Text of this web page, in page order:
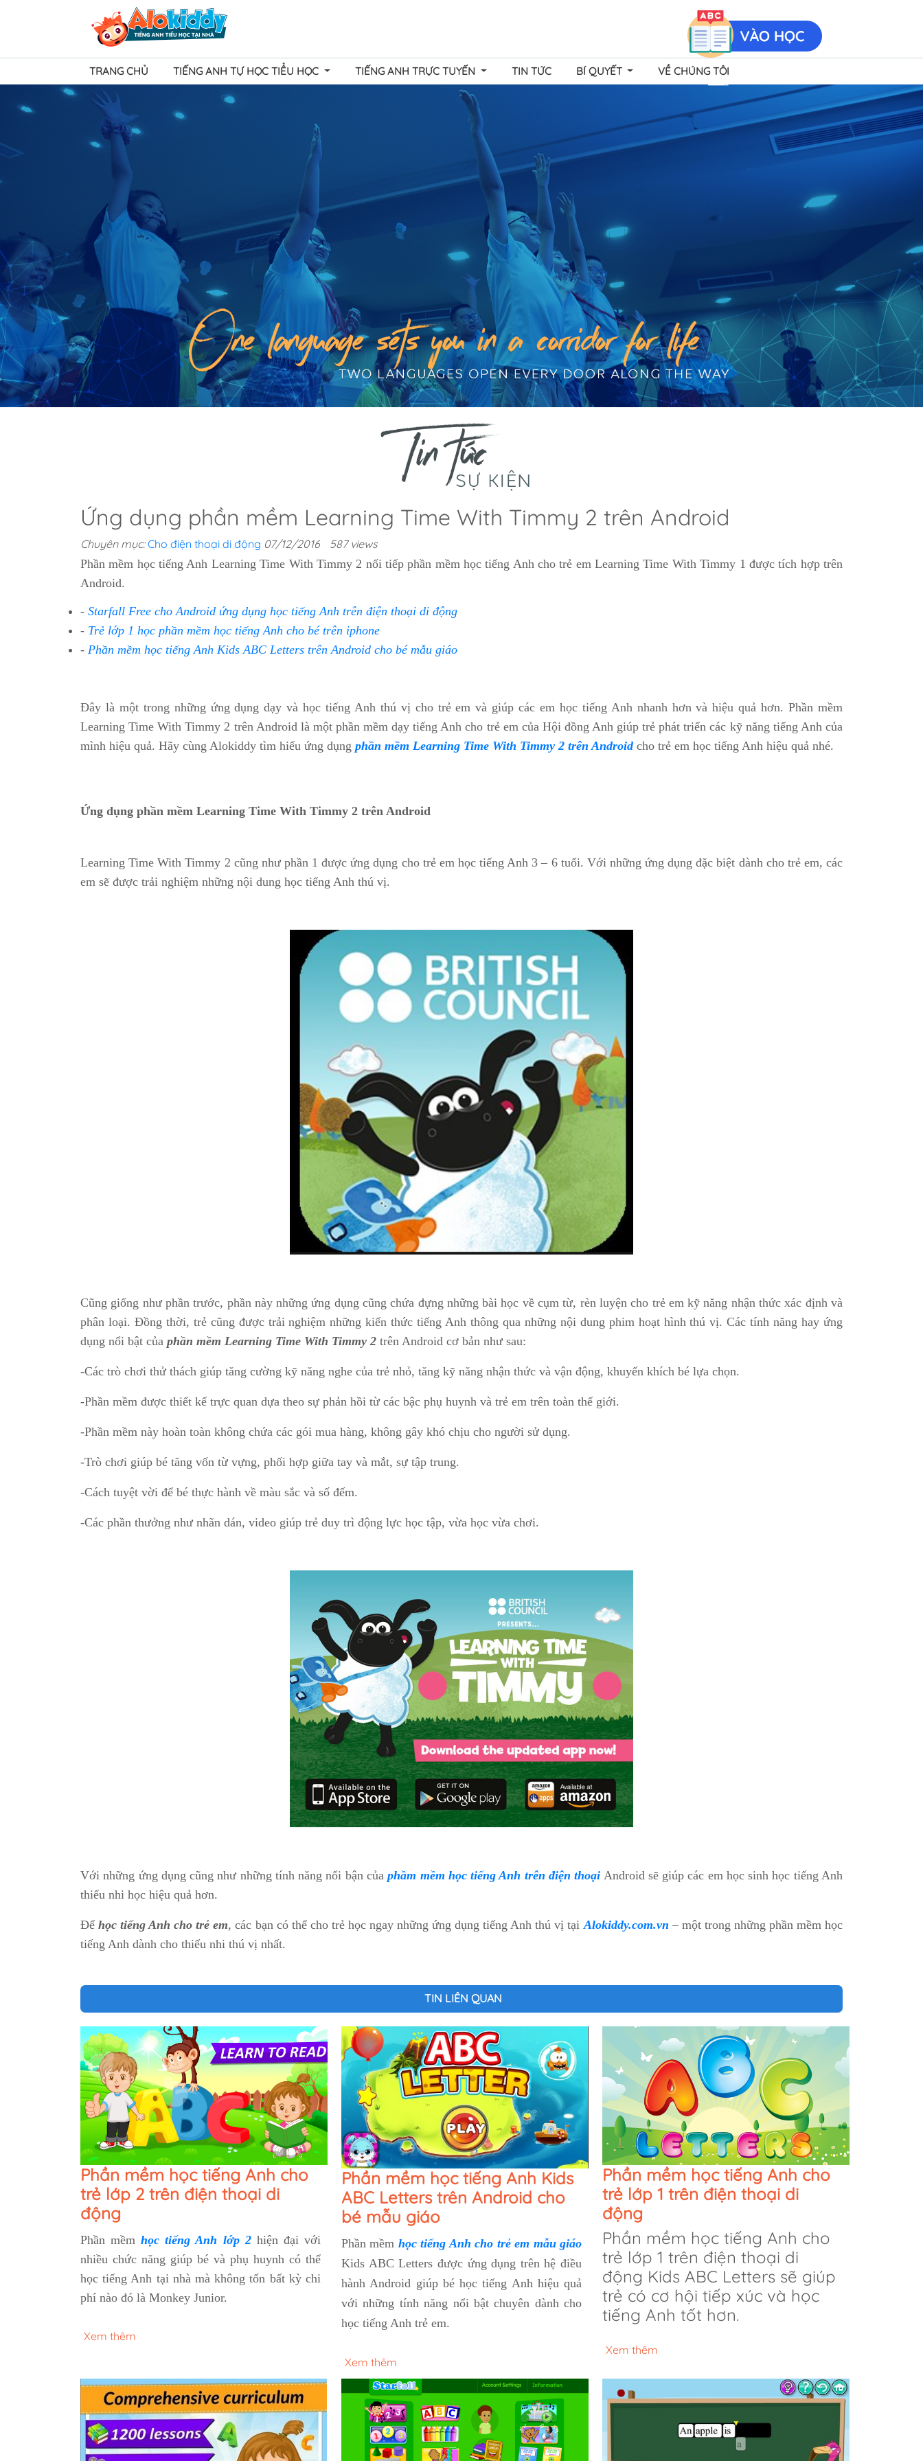
TRANG CHỦ TIẾNG ANH TỰ HỌC TIỂU HỌC TIẾNG ANH TRỰC TUYẾN TIN TỨC BÍ QUYẾT VỀ CHÚNG TÔI
Ứng dụng phần mềm Learning Time With Timmy 2 trên Android
Chuyên mục:Cho điện thoại di động 07/12/2016
587 views
Phần mềm học tiếng Anh Learning Time With Timmy 2 nối tiếp phần mềm học tiếng Anh cho trẻ em Learning Time With Timmy 1 được tích hợp trên
Android.
- Starfall Free cho Android ứng dụng học tiếng Anh trên điện thoại di động
- Trẻ lớp 1 học phần mềm học tiếng Anh cho bé trên iphone
- Phần mềm học tiếng Anh Kids ABC Letters trên Android cho bé mẫu giáo
Đây là một trong những ứng dụng dạy và học tiếng Anh thú vị cho trẻ em và giúp các em học tiếng Anh nhanh hơn và hiệu quả hơn. Phần mềm
Learning Time With Timmy 2 trên Android là một phần mềm dạy tiếng Anh cho trẻ em của Hội đồng Anh giúp trẻ phát triển các kỹ năng tiếng Anh của
mình hiệu quả. Hãy cùng Alokiddy tìm hiểu ứng dụng phần mềm Learning Time With Timmy 2 trên Androidcho trẻ em học tiếng Anh hiệu quả nhé.
Ứng dụng phần mềm Learning Time With Timmy 2 trên Android
Learning Time With Timmy 2 cũng như phần 1 được ứng dụng cho trẻ em học tiếng Anh 3 – 6 tuổi. Với những ứng dụng đặc biệt dành cho trẻ em, các
em sẽ được trải nghiệm những nội dung học tiếng Anh thú vị.
Cũng giống như phần trước, phần này những ứng dụng cũng chứa đựng những bài học về cụm từ, rèn luyện cho trẻ em kỹ năng nhận thức xác định và
phân loại. Đồng thời, trẻ cũng được trải nghiệm những kiến thức tiếng Anh thông qua những nội dung phim hoạt hình thú vị. Các tính năng hay ứng
dụng nổi bật của phần mềm Learning Time With Timmy 2 trên Android cơ bản như sau:
-Các trò chơi thử thách giúp tăng cường kỹ năng nghe của trẻ nhỏ, tăng kỹ năng nhận thức và vận động, khuyến khích bé lựa chọn.
-Phần mềm được thiết kế trực quan dựa theo sự phản hồi từ các bậc phụ huynh và trẻ em trên toàn thế giới.
-Phần mềm này hoàn toàn không chứa các gói mua hàng, không gây khó chịu cho người sử dụng.
-Trò chơi giúp bé tăng vốn từ vựng, phối hợp giữa tay và mắt, sự tập trung.
-Cách tuyệt vời để bé thực hành về màu sắc và số đếm.
-Các phần thưởng như nhãn dán, video giúp trẻ duy trì động lực học tập, vừa học vừa chơi.
Với những ứng dụng cũng như những tính năng nổi bận củaphầm mềm học tiếng Anh trên điện thoại Android sẽ giúp các em học sinh học tiếng Anh
thiếu nhi học hiệu quả hơn.
Đểhọc tiếng Anh cho trẻ em, các bạn có thể cho trẻ học ngay những ứng dụng tiếng Anh thú vị tại Alokiddy.com.vn – một trong những phần mềm học
tiếng Anh dành cho thiếu nhi thú vị nhất.
TIN LIÊN QUAN
Phần mềm học tiếng Anh cho
trẻ lớp 2 trên điện thoại di
động
Phần mềmhọc tiếng Anh lớp 2hiện đại với
nhiều chức năng giúp bé và phụ huynh có thể
học tiếng Anh tại nhà mà không tốn bất kỳ chi
phí nào đó là Monkey Junior.
Xem thêm
Phần mềm học tiếng Anh Kids
ABC Letters trên Android cho
bé mẫu giáo
Phần mềm học tiếng Anh cho trẻ em mẫu giáo
Kids ABC Letters được ứng dụng trên hệ điều
hành Android giúp bé học tiếng Anh hiệu quả
với những tính năng nổi bật chuyên dành cho
học tiếng Anh trẻ em.
Xem thêm
Phần mềm học tiếng Anh cho
trẻ lớp 1 trên điện thoại di
động
Phần mềm học tiếng Anh cho
trẻ lớp 1 trên điện thoại di
động Kids ABC Letters sẽ giúp
trẻ có cơ hội tiếp xúc và học
tiếng Anh tốt hơn.
Xem thêm